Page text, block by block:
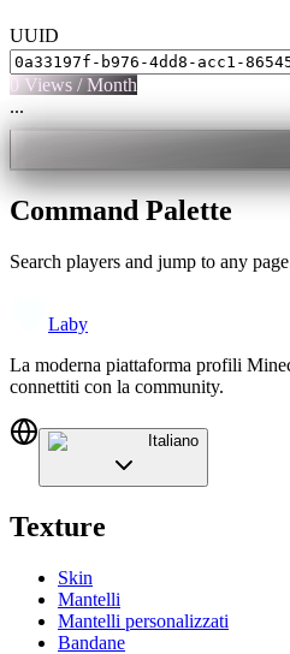
UUID
0 Views / Month
...
Command Palette
Search players and jump to any
Laby
La moderna piattaforma profili
connettiti con la community.
Italiano
Texture
Skin
Mantelli
Mantelli personalizzati
Bandane